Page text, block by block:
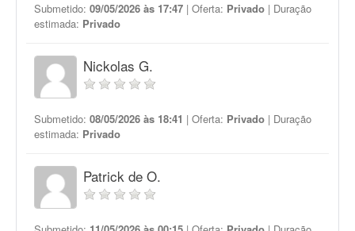
Submetido: 09/05/2026 às 17:47 | Oferta: Privado | Duração
estimada: Privado
Nickolas G.
Submetido: 08/05/2026 às 18:41 | Oferta: Privado | Duração
estimada: Privado
Patrick de O.